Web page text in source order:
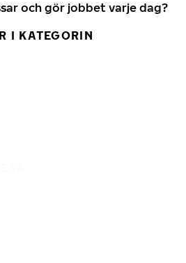
och gör jobbet varje dag?
I KATEGORIN